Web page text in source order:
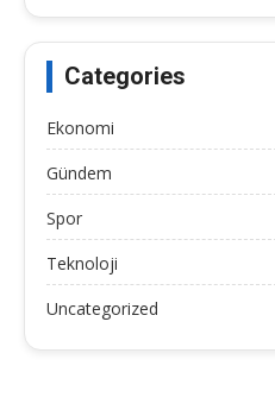
Categories
Ekonomi
Gündem
Spor
Teknoloji
Uncategorized